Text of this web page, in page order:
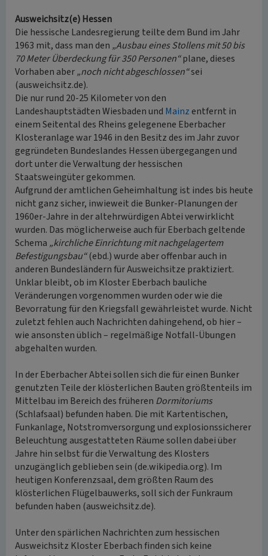
Ausweichsitz(e) Hessen
Die hessische Landesregierung teilte dem Bund im Jahr
1963 mit, dass man den „Ausbau eines Stollens mit 50 bis
70 Meter Überdeckung für 350 Personen“plane, dieses
Vorhaben aber„noch nicht abgeschlossen“sei
(ausweichsitz.de).
Die nur rund 20-25 Kilometer von den
Landeshauptstädten Wiesbaden und Mainz entfernt in
einem Seitental des Rheins gelegenene Eberbacher
Klosteranlage war 1946 in den Besitz des im Jahr zuvor
gegründeten Bundeslandes Hessen übergegangen und
dort unter die Verwaltung der hessischen
Staatsweingüter gekommen.
Aufgrund der amtlichen Geheimhaltung ist indes bis heute
nicht ganz sicher, inwieweit die Bunker-Planungen der
1960er-Jahre in der altehrwürdigen Abtei verwirklicht
wurden. Das möglicherweise auch für Eberbach geltende
Schema „kirchliche Einrichtung mit nachgelagertem
Befestigungsbau“(ebd.) wurde aber offenbar auch in
anderen Bundesländern für Ausweichsitze praktiziert.
Unklar bleibt, ob im Kloster Eberbach bauliche
Veränderungen vorgenommen wurden oder wie die
Bevorratung für den Kriegsfall gewährleistet wurde. Nicht
zuletzt fehlen auch Nachrichten dahingehend, ob hier –
wie ansonsten üblich – regelmäßige Notfall-Übungen
abgehalten wurden.
In der Eberbacher Abtei sollen sich die für einen Bunker
genutzten Teile der klösterlichen Bauten größtenteils im
Mittelbau im Bereich des früheren Dormitoriums
(Schlafsaal) befunden haben. Die mit Kartentischen,
Funkanlage, Notstromversorgung und explosionssicherer
Beleuchtung ausgestatteten Räume sollen dabei über
Jahre hin selbst für die Verwaltung des Klosters
unzugänglich geblieben sein (de.wikipedia.org). Im
heutigen Konferenzsaal, dem größten Raum des
klösterlichen Flügelbauwerks, soll sich der Funkraum
befunden haben (ausweichsitz.de).
Unter den spärlichen Nachrichten zum hessischen
Ausweichsitz Kloster Eberbach finden sich keine